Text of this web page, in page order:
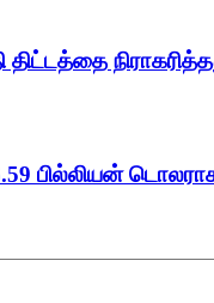
பில்லியன்